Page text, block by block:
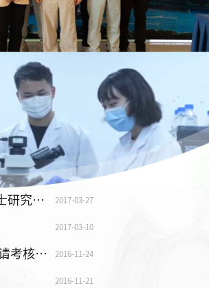
2017-03-27
四川大学水利水电学院、水力学与山区河流开发保护国家重点实验室 2017年硕士研究生招生入学成绩公示（不含推免生）
2017-03-10
2016-11-24
四川大学水利水电学院、 水力学与山区河流开发保护国家重点实验室 2017年申请考核制博士研究生招生简章
2016-11-21